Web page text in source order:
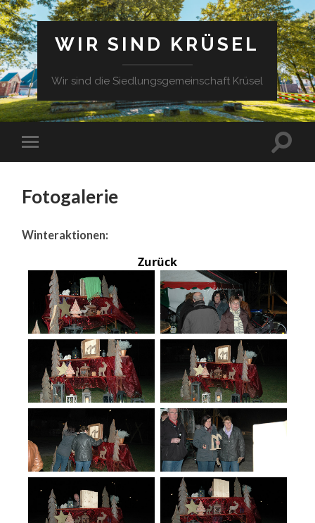
WIR SIND KRÜSEL
Wir sind die Siedlungsgemeinschaft Krüsel
Fotogalerie
Winteraktionen:
Zurück